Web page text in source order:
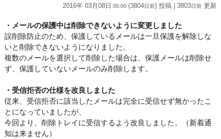
2016年 03月08日 05:00 (3804日前) 投稿 | 3803日前 更新
・メールの保護中は削除できないように変更しました
誤削除防止のため、保護しているメールは一旦保護を解除しな
いと削除できないようになりました。
複数のメールを選択して削除した場合は、保護メールは削除せ
ず、保護していないメールのみ削除します。
・受信拒否の仕様を改良しました
従来、受信拒否に該当したメールは完全に受信せず無かったこ
とになっていましたが、
今回より、削除トレイに受信するよう改良しました。（新着通
知は来ません）